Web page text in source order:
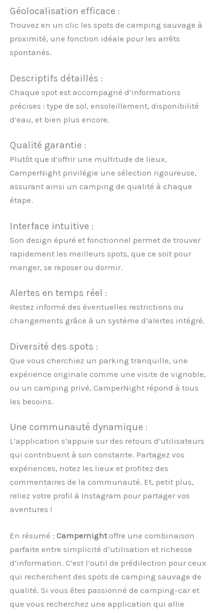
Géolocalisation efficace :
Trouvez en un clic les spots de camping sauvage à
proximité, une fonction idéale pour les arrêts
spontanés.
Descriptifs détaillés :
Chaque spot est accompagné d’informations
précises : type de sol, ensoleillement, disponibilité
d’eau, et bien plus encore.
Qualité garantie :
Plutôt que d’offrir une multitude de lieux,
CamperNight privilégie une sélection rigoureuse,
assurant ainsi un camping de qualité à chaque
étape.
Interface intuitive :
Son design épuré et fonctionnel permet de trouver
rapidement les meilleurs spots, que ce soit pour
manger, se reposer ou dormir.
Alertes en temps réel :
Restez informé des éventuelles restrictions ou
changements grâce à un système d’alertes intégré.
Diversité des spots :
Que vous cherchiez un parking tranquille, une
expérience originale comme une visite de vignoble,
ou un camping privé, CamperNight répond à tous
les besoins.
Une communauté dynamique :
L’application s’appuie sur des retours d’utilisateurs
qui contribuent à son constante. Partagez vos
expériences, notez les lieux et profitez des
commentaires de la communauté. Et, petit plus,
reliez votre profil à Instagram pour partager vos
aventures !
En résumé : Campernightoffre une combinaison
parfaite entre simplicité d’utilisation et richesse
d’information. C’est l’outil de prédilection pour ceux
qui recherchent des spots de camping sauvage de
qualité. Si vous êtes passionné de camping-car et
que vous recherchez une application qui allie